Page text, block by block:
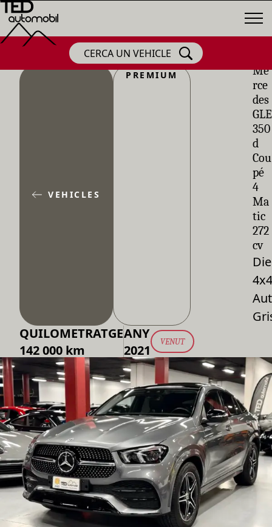
CERCA UN VEHICLE
VEHICLES
PREMIUM
Me
rce
des
GLE
350
d
Cou
pé
4
Ma
tic
272
cv
4x4
QUILOMETRATGE
142 000 km
ANY
2021
VENUT